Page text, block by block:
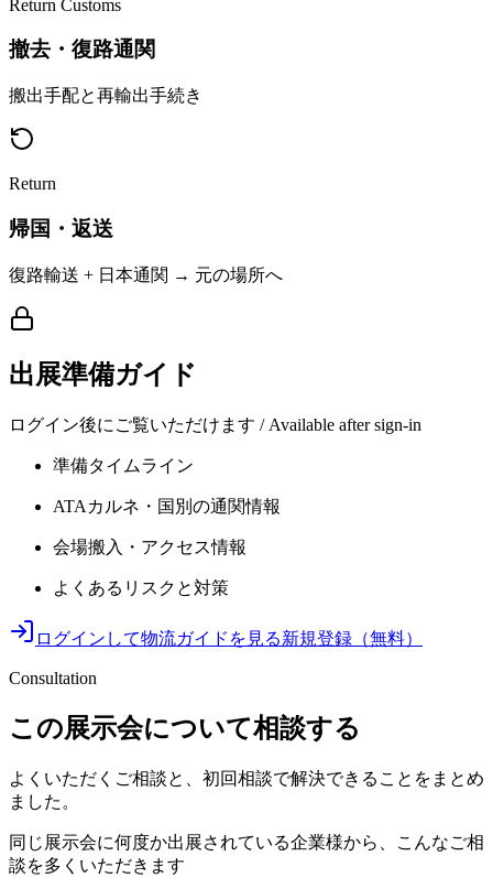
Return Customs
撤去・復路通関
搬出手配と再輸出手続き
Return
帰国・返送
復路輸送 + 日本通関 → 元の場所へ
出展準備ガイド
ログイン後にご覧いただけます / Available after sign-in
準備タイムライン
ATAカルネ・国別の通関情報
会場搬入・アクセス情報
よくあるリスクと対策
ログインして物流ガイドを見る新規登録（無料）
Consultation
この展示会について相談する
よくいただくご相談と、初回相談で解決できることをまとめ
ました。
同じ展示会に何度か出展されている企業様から、こんなご相
談を多くいただきます